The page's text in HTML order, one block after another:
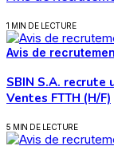
1 MIN DE LECTURE
Avis de
SBIN S.A. recrute
Ventes FTTH (H/F)
5 MIN DE LECTURE